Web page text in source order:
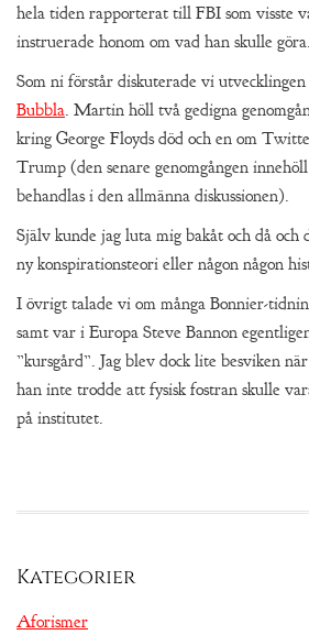
hela tiden rapporterat till FBI som visste
instruerade honom om vad han skulle göra.
Som ni förstår diskuterade vi
Bubbla. Martin höll två gedigna
kring George Floyds död och en om
Trump (den senare genomgången
behandlas i den allmänna diskussionen).
Själv kunde jag luta mig bakåt och då och
ny konspirationsteori eller någon någon
I övrigt talade vi om många Bonnier-
samt var i Europa Steve Bannon
”kursgård”. Jag blev dock lite besviken
han inte trodde att fysisk fostran skulle
på institutet.
Kategorier
Aforismer